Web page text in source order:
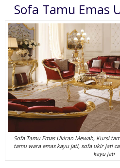
Sofa Tamu Emas
Sofa Tamu Emas Ukiran Mewah, Kursi
tamu wara emas kayu jati, sofa ukir jati
kayu jati